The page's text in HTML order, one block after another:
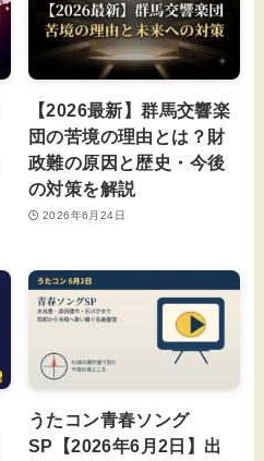
【2026最新】群馬交響楽
団の苦境の理由とは？財
政難の原因と歴史・今後
の対策を解説
2026年6月24日
うたコン青春ソング
SP【2026年6月2日】出